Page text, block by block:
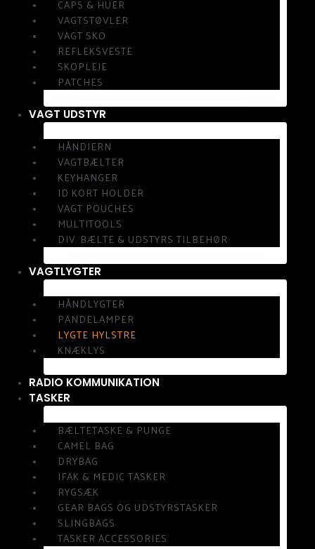
CAPS & HUER
VAGTSTØVLER
VAGT SKO
REFLEKSVESTE
SKOPLEJE
PATCHES
VAGT UDSTYR
HÅNDJERN
VAGTBÆLTER
KEYHANGER
ID KORT HOLDER
VAGT POUCHES
MULTITOOLS
DIV. BÆLTE & UDSTYRS TILBEHØR
VAGTLYGTER
HÅNDLYGTER
PANDELAMPER
LYGTE HYLSTRE
KNÆKLYS
RADIO KOMMUNIKATION
TASKER
BÆLTETASKE & PUNGE
CAMEL BAG
DRYBAG
IFAK & MEDIC TASKER
RYGSÆK
GEAR BAGS OG UDSTYRSTASKER
SLINGBAGS
TASKER ACCESSORIES